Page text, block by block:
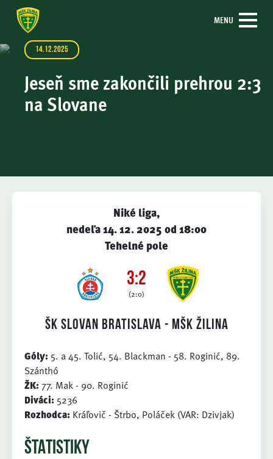
MENU
14.12.2025
Jeseň sme zakončili prehrou 2:3
na Slovane
Niké liga,
nedeľa 14. 12. 2025 od 18:00
Tehelné pole
3:2
(2:0)
ŠK Slovan Bratislava - MŠK Žilina
Góly: 5. a 45. Tolić, 54. Blackman - 58. Roginić, 89.
Szánthó
ŽK: 77. Mak - 90. Roginić
Diváci: 5236
Rozhodca: Kráľovič - Štrbo, Poláček (VAR: Dzivjak)
ŠTATISTIKY